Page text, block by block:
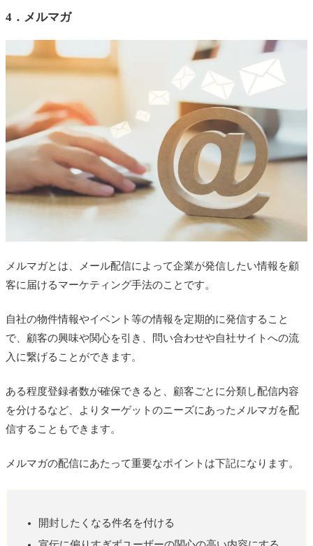
4．メルマガ
メルマガとは、メール配信によって企業が発信したい情報を顧
客に届けるマーケティング手法のことです。
自社の物件情報やイベント等の情報を定期的に発信すること
で、顧客の興味や関心を引き、問い合わせや自社サイトへの流
入に繋げることができます。
ある程度登録者数が確保できると、顧客ごとに分類し配信内容
を分けるなど、よりターゲットのニーズにあったメルマガを配
信することもできます。
メルマガの配信にあたって重要なポイントは下記になります。
開封したくなる件名を付ける